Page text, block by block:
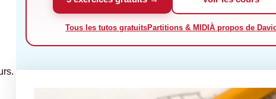
Tous les tutos gratuitsPartitions & MIDI À propos de David